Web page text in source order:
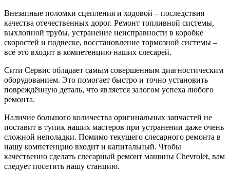
Внезапные поломки сцепления и ходовой – последствия
качества отечественных дорог. Ремонт топливной системы,
выхлопной трубы, устранение неисправности в коробке
скоростей и подвеске, восстановление тормозной системы –
всё это входит в компетенцию наших слесарей.
Сити Сервис обладает самым совершенным диагностическим
оборудованием. Это помогает быстро и точно установить
повреждённую деталь, что является залогом успеха любого
ремонта.
Наличие большого количества оригинальных запчастей не
поставит в тупик наших мастеров при устранении даже очень
сложной неполадки. Помимо текущего слесарного ремонта в
нашу компетенцию входит и капитальный. Чтобы
качественно сделать слесарный ремонт машины Chevrolet, вам
следует посетить нашу станцию.